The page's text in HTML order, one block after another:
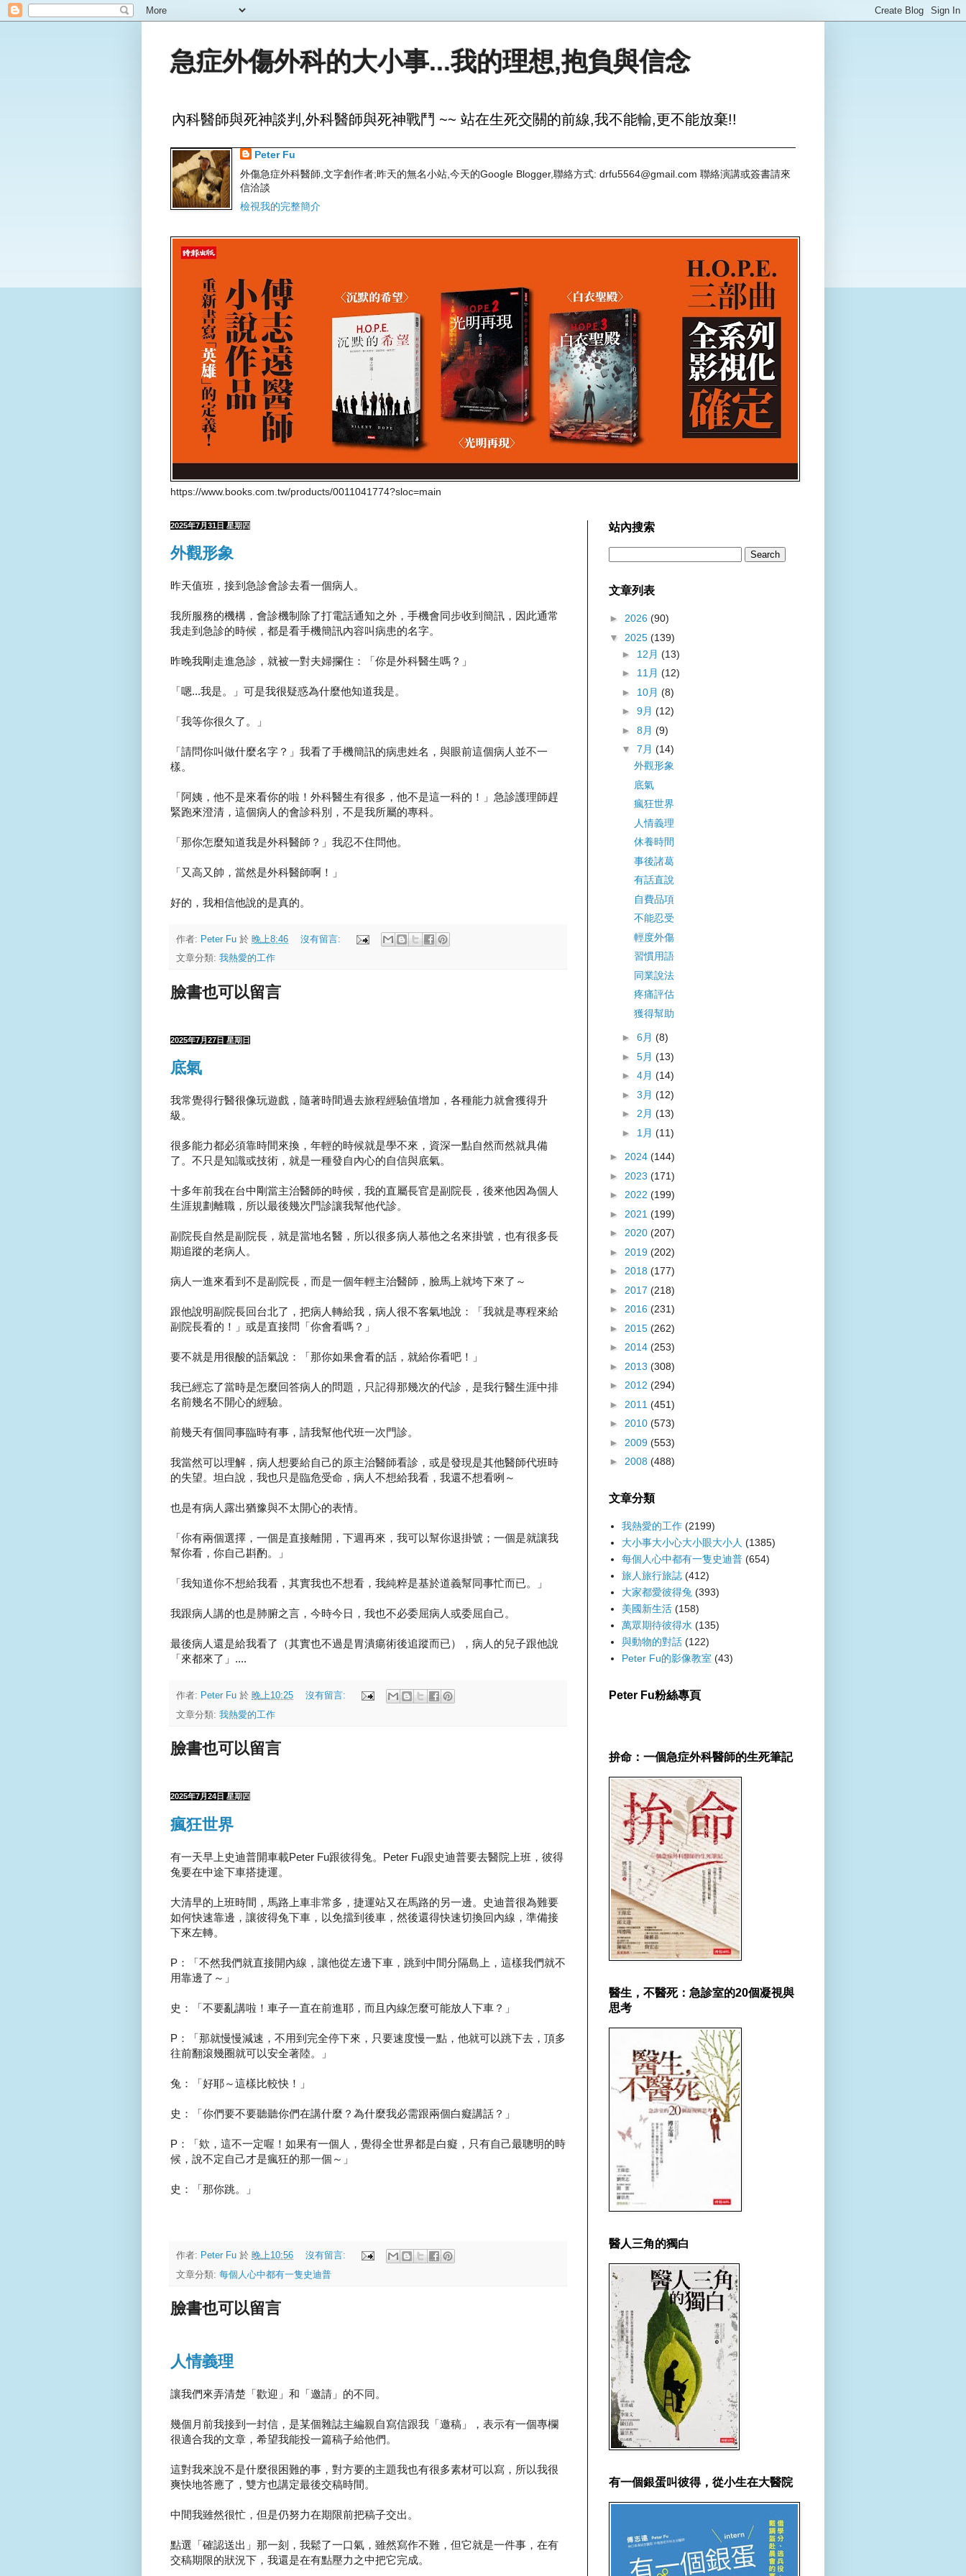
急症外傷外科的大小事...我的理想,抱負與信念
內科醫師與死神談判,外科醫師與死神戰鬥 ~~ 站在生死交關的前線,我不能輸,更不能放棄!!
Peter Fu
外傷急症外科醫師,文字創作者;昨天的無名小站,今天的Google Blogger,聯絡方式: drfu5564@gmail.com 聯絡演講或簽書請來
信洽談
檢視我的完整簡介
https://www.books.com.tw/products/0011041774?sloc=main
2025年7月31日 星期四
外觀形象
昨天值班，接到急診會診去看一個病人。
我所服務的機構，會診機制除了打電話通知之外，手機會同步收到簡訊，因此通常
我走到急診的時候，都是看手機簡訊內容叫病患的名字。
昨晚我剛走進急診，就被一對夫婦攔住：「你是外科醫生嗎？」
「嗯...我是。」可是我很疑惑為什麼他知道我是。
「我等你很久了。」
「請問你叫做什麼名字？」我看了手機簡訊的病患姓名，與眼前這個病人並不一
樣。
「阿姨，他不是來看你的啦！外科醫生有很多，他不是這一科的！」急診護理師趕
緊跑來澄清，這個病人的會診科別，不是我所屬的專科。
「那你怎麼知道我是外科醫師？」我忍不住問他。
「又高又帥，當然是外科醫師啊！」
好的，我相信他說的是真的。
作者: Peter Fu 於 晚上8:46
沒有留言:
文章分類: 我熱愛的工作
臉書也可以留言
2025年7月27日 星期日
底氣
我常覺得行醫很像玩遊戲，隨著時間過去旅程經驗值增加，各種能力就會獲得升
級。
很多能力都必須靠時間來換，年輕的時候就是學不來，資深一點自然而然就具備
了。不只是知識或技術，就是一種發自內心的自信與底氣。
十多年前我在台中剛當主治醫師的時候，我的直屬長官是副院長，後來他因為個人
生涯規劃離職，所以最後幾次門診讓我幫他代診。
副院長自然是副院長，就是當地名醫，所以很多病人慕他之名來掛號，也有很多長
期追蹤的老病人。
病人一進來看到不是副院長，而是一個年輕主治醫師，臉馬上就垮下來了～
跟他說明副院長回台北了，把病人轉給我，病人很不客氣地說：「我就是專程來給
副院長看的！」或是直接問「你會看嗎？」
要不就是用很酸的語氣說：「那你如果會看的話，就給你看吧！」
我已經忘了當時是怎麼回答病人的問題，只記得那幾次的代診，是我行醫生涯中排
名前幾名不開心的經驗。
前幾天有個同事臨時有事，請我幫他代班一次門診。
我當然可以理解，病人想要給自己的原主治醫師看診，或是發現是其他醫師代班時
的失望。坦白說，我也只是臨危受命，病人不想給我看，我還不想看咧～
也是有病人露出猶豫與不太開心的表情。
「你有兩個選擇，一個是直接離開，下週再來，我可以幫你退掛號；一個是就讓我
幫你看，你自己斟酌。」
「我知道你不想給我看，其實我也不想看，我純粹是基於道義幫同事忙而已。」
我跟病人講的也是肺腑之言，今時今日，我也不必委屈病人或委屈自己。
最後病人還是給我看了（其實也不過是胃潰瘍術後追蹤而已），病人的兒子跟他說
「來都來了」....
作者: Peter Fu 於 晚上10:25
沒有留言:
文章分類: 我熱愛的工作
臉書也可以留言
2025年7月24日 星期四
瘋狂世界
有一天早上史迪普開車載Peter Fu跟彼得兔。Peter Fu跟史迪普要去醫院上班，彼得
兔要在中途下車搭捷運。
大清早的上班時間，馬路上車非常多，捷運站又在馬路的另一邊。史迪普很為難要
如何快速靠邊，讓彼得兔下車，以免擋到後車，然後還得快速切換回內線，準備接
下來左轉。
P：「不然我們就直接開內線，讓他從左邊下車，跳到中間分隔島上，這樣我們就不
用靠邊了～」
史：「不要亂講啦！車子一直在前進耶，而且內線怎麼可能放人下車？」
P：「那就慢慢減速，不用到完全停下來，只要速度慢一點，他就可以跳下去，頂多
往前翻滾幾圈就可以安全著陸。」
兔：「好耶～這樣比較快！」
史：「你們要不要聽聽你們在講什麼？為什麼我必需跟兩個白癡講話？」
P：「欸，這不一定喔！如果有一個人，覺得全世界都是白癡，只有自己最聰明的時
候，說不定自己才是瘋狂的那一個～」
史：「那你跳。」
作者: Peter Fu 於 晚上10:56
沒有留言:
文章分類: 每個人心中都有一隻史迪普
臉書也可以留言
人情義理
讓我們來弄清楚「歡迎」和「邀請」的不同。
幾個月前我接到一封信，是某個雜誌主編親自寫信跟我「邀稿」，表示有一個專欄
很適合我的文章，希望我能投一篇稿子給他們。
這對我來說不是什麼很困難的事，對方要的主題我也有很多素材可以寫，所以我很
爽快地答應了，雙方也講定最後交稿時間。
中間我雖然很忙，但是仍努力在期限前把稿子交出。
點選「確認送出」那一刻，我鬆了一口氣，雖然寫作不難，但它就是一件事，在有
交稿期限的狀況下，我還是在有點壓力之中把它完成。
站內搜索
文章列表
► 2026 (90)
▼ 2025 (139)
► 12月 (13)
► 11月 (12)
► 10月 (8)
► 9月 (12)
► 8月 (9)
▼ 7月 (14)
外觀形象
底氣
瘋狂世界
人情義理
休養時間
事後諸葛
有話直說
自費品項
不能忍受
輕度外傷
習慣用語
同業說法
疼痛評估
獲得幫助
► 6月 (8)
► 5月 (13)
► 4月 (14)
► 3月 (12)
► 2月 (13)
► 1月 (11)
► 2024 (144)
► 2023 (171)
► 2022 (199)
► 2021 (199)
► 2020 (207)
► 2019 (202)
► 2018 (177)
► 2017 (218)
► 2016 (231)
► 2015 (262)
► 2014 (253)
► 2013 (308)
► 2012 (294)
► 2011 (451)
► 2010 (573)
► 2009 (553)
► 2008 (488)
文章分類
我熱愛的工作 (2199)
大小事大小心大小眼大小人 (1385)
每個人心中都有一隻史迪普 (654)
旅人旅行旅誌 (412)
大家都愛彼得兔 (393)
美國新生活 (158)
萬眾期待彼得水 (135)
與動物的對話 (122)
Peter Fu的影像教室 (43)
Peter Fu粉絲專頁
拚命：一個急症外科醫師的生死筆記
醫生，不醫死：急診室的20個凝視與
思考
醫人三角的獨白
有一個銀蛋叫彼得，從小生在大醫院